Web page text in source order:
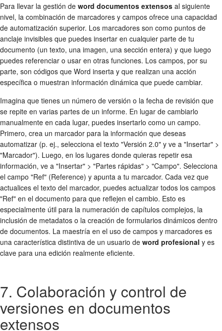
Para llevar la gestión de word documentos extensos al siguiente
nivel, la combinación de marcadores y campos ofrece una capacidad
de automatización superior. Los marcadores son como puntos de
anclaje invisibles que puedes insertar en cualquier parte de tu
documento (un texto, una imagen, una sección entera) y que luego
puedes referenciar o usar en otras funciones. Los campos, por su
parte, son códigos que Word inserta y que realizan una acción
específica o muestran información dinámica que puede cambiar.
Imagina que tienes un número de versión o la fecha de revisión que
se repite en varias partes de un informe. En lugar de cambiarlo
manualmente en cada lugar, puedes insertarlo como un campo.
Primero, crea un marcador para la información que deseas
automatizar (p. ej., selecciona el texto "Versión 2.0" y ve a "Insertar" >
"Marcador"). Luego, en los lugares donde quieras repetir esa
información, ve a "Insertar" > "Partes rápidas" > "Campo". Selecciona
el campo "Ref" (Reference) y apunta a tu marcador. Cada vez que
actualices el texto del marcador, puedes actualizar todos los campos
"Ref" en el documento para que reflejen el cambio. Esto es
especialmente útil para la numeración de capítulos complejos, la
inclusión de metadatos o la creación de formularios dinámicos dentro
de documentos. La maestría en el uso de campos y marcadores es
una característica distintiva de un usuario de word profesional y es
clave para una edición realmente eficiente.
7. Colaboración y control de
versiones en documentos
extensos